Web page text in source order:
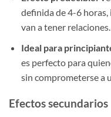
definida de 4-6 horas,
van a tener relaciones.
Ideal para
es perfecto para
sin comprometerse a
Efectos secundarios